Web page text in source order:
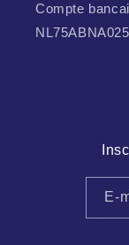
Compte
E-